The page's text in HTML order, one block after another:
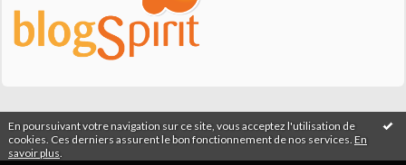
En poursuivant votre navigation sur ce site, vous acceptez l'utilisation de
cookies. Ces derniers assurent le bon fonctionnement de nos services. En
savoir plus